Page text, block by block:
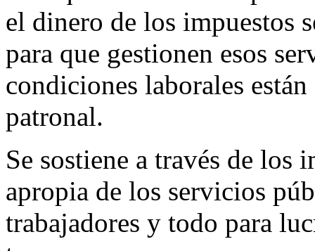
el dinero de los impuestos
para que gestionen esos
condiciones laborales
patronal.
Se sostiene a través de los
apropia de los servicios
trabajadores y todo para